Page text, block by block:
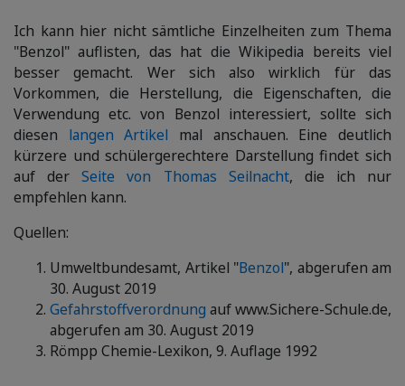
Ich kann hier nicht sämtliche Einzelheiten zum Thema
"Benzol" auflisten, das hat die Wikipedia bereits viel
besser gemacht. Wer sich also wirklich für das
Vorkommen, die Herstellung, die Eigenschaften, die
Verwendung etc. von Benzol interessiert, sollte sich
diesen langen Artikel mal anschauen. Eine deutlich
kürzere und schülergerechtere Darstellung findet sich
auf derSeite von Thomas Seilnacht, die ich nur
empfehlen kann.
Quellen:
Umweltbundesamt, Artikel "Benzol", abgerufen am
30. August 2019
Gefahrstoffverordnung auf www.Sichere-Schule.de,
abgerufen am 30. August 2019
Römpp Chemie-Lexikon, 9. Auflage 1992